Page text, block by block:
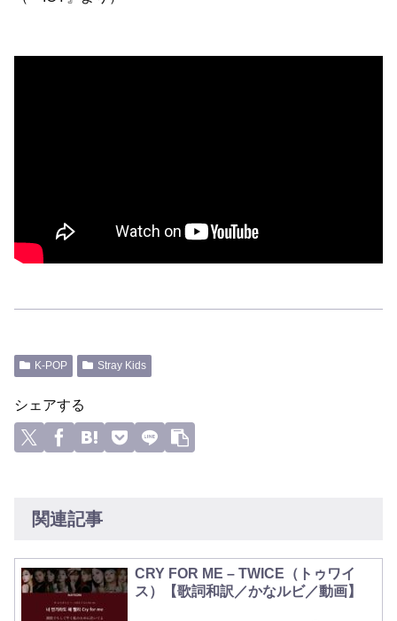
K-POP Stray Kids
シェアする
関連記事
CRY FOR ME – TWICE（トゥワイ
ス）【歌詞和訳／かなルビ／動画】